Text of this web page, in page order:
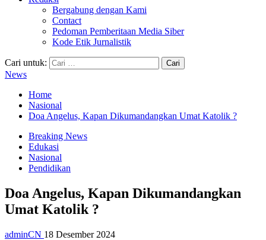
Bergabung dengan Kami
Contact
Pedoman Pemberitaan Media Siber
Kode Etik Jurnalistik
Cari untuk:
News
Home
Nasional
Doa Angelus, Kapan Dikumandangkan Umat Katolik ?
Breaking News
Edukasi
Nasional
Pendidikan
Doa Angelus, Kapan Dikumandangkan
Umat Katolik ?
adminCN 18 Desember 2024